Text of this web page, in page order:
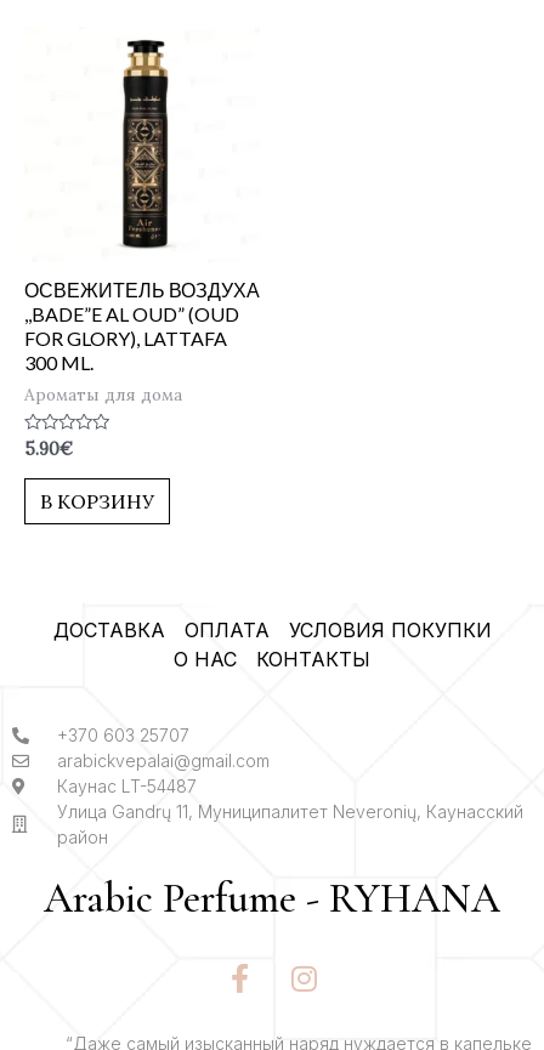
ОСВЕЖИТЕЛЬ ВОЗДУХА
,,BADE”E AL OUD” (OUD
FOR GLORY), LATTAFA
300 ML.
Ароматы для дома
Оценка
из
5.90€
В КОРЗИНУ
ДОСТАВКА ОПЛАТА
УСЛОВИЯ ПОКУПКИ
О НАС
КОНТАКТЫ
+370 603 25707
arabickvepalai@gmail.com
Каунас LT-54487
Улица Gandrų 11, Муниципалитет Neveronių, Каунасский
район
Arabic Perfume - RYHANA
F
a
I
n
“Даже самый изысканный наряд нуждается в капельке